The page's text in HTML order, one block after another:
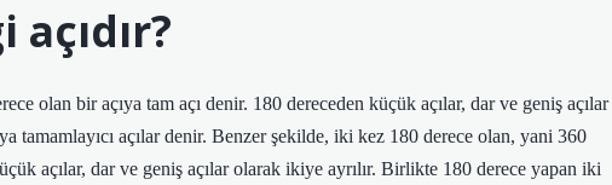
olan bir açıya tam açı denir. 180 dereceden küçük açılar, dar ve geniş açılar
tamamlayıcı açılar denir. Benzer şekilde, iki kez 180 derece olan, yani 360
açılar, dar ve geniş açılar olarak ikiye ayrılır. Birlikte 180 derece yapan iki